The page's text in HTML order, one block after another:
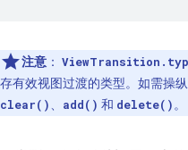
注意 ：
存有效视图过渡的类型。如需操
clear()、 add() 和 delete()。